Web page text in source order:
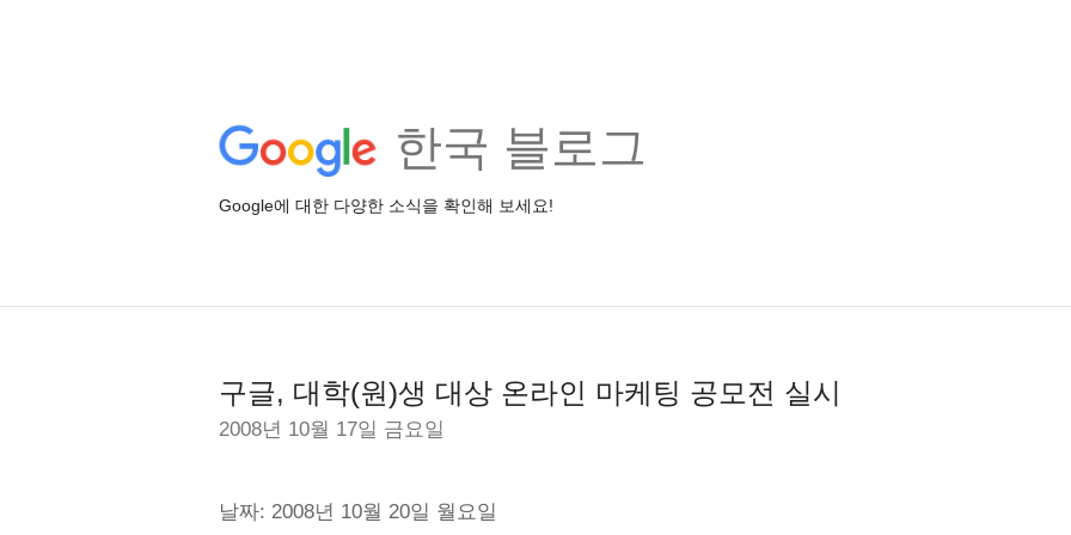
한국 블로그
Google에 대한 다양한 소식을 확인해 보세요!
구글, 대학(원)생 대상 온라인 마케팅 공모전 실시
2008년 10월 17일 금요일
날짜: 2008년 10월 20일 월요일